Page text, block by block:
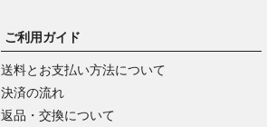
ご利用ガイド
送料とお支払い方法について
決済の流れ
返品・交換について